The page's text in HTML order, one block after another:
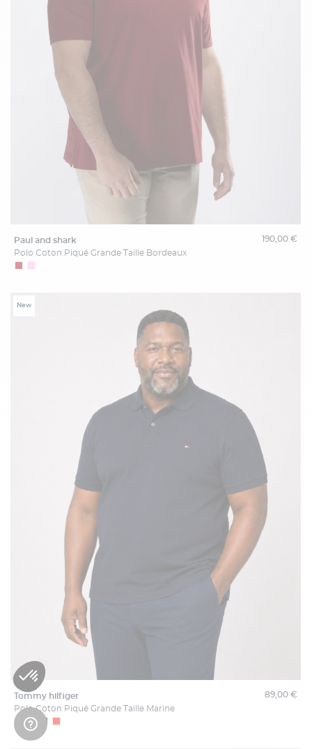
paul and shark
Polo Coton Piqué Grande Taille Bordeaux
190,00 €
New
tommy hilfiger
Polo Coton Piqué Grande Taille Marine
89,00 €